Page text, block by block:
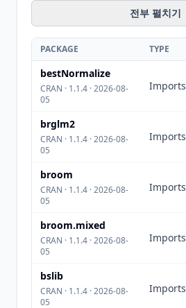
전부 펼치기
PACKAGE TYPE
bestNormalize
CRAN · 1.1.4 · 2026-08-
05
Imports
brglm2
CRAN · 1.1.4 · 2026-08-
05
Imports
broom
CRAN · 1.1.4 · 2026-08-
05
Imports
broom.mixed
CRAN · 1.1.4 · 2026-08-
05
Imports
bslib
CRAN · 1.1.4 · 2026-08-
05
Imports